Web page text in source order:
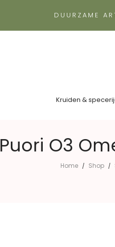
DUURZAME
Kruiden &
Puori O3
Home / Shop /